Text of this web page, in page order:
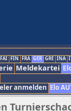
FAI FIN FRA GER GRE INA
Meldekartei
anmelden Elo